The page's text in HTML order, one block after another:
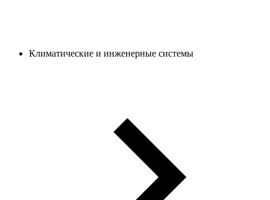
Климатические и инженерные системы